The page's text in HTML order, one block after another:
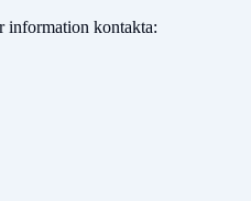
information kontakta: